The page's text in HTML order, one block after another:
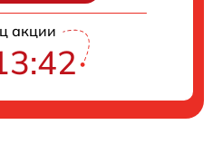
акции